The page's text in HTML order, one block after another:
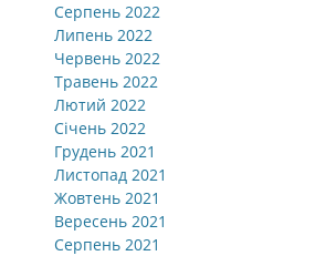
Серпень 2022
Липень 2022
Червень 2022
Травень 2022
Лютий 2022
Січень 2022
Грудень 2021
Листопад 2021
Жовтень 2021
Вересень 2021
Серпень 2021